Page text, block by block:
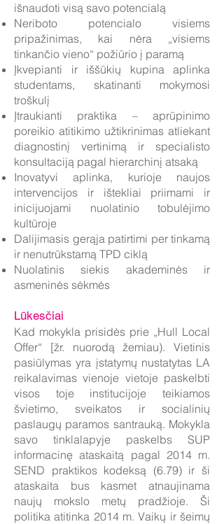
išnaudoti visą savo potencialą
Neriboto potencialo visiems
pripažinimas, kai nėra „visiems
tinkančio vieno“ požiūrio į paramą
Įkvepianti ir iššūkių kupina aplinka
studentams, skatinanti mokymosi
troškulį
Įtraukianti praktika – aprūpinimo
poreikio atitikimo užtikrinimas atliekant
diagnostinį vertinimą ir specialisto
konsultaciją pagal hierarchinį atsaką
Inovatyvi aplinka, kurioje naujos
intervencijos ir ištekliai priimami ir
inicijuojami nuolatinio tobulėjimo
kultūroje
Dalijimasis gerąja patirtimi per tinkamą
ir nenutrūkstamą TPD ciklą
Nuolatinis siekis akademinės ir
asmeninės sėkmės
Lūkesčiai
Kad mokykla prisidės prie „Hull Local
Offer“ [žr. nuorodą žemiau). Vietinis
pasiūlymas yra įstatymų nustatytas LA
reikalavimas vienoje vietoje paskelbti
visos toje institucijoje teikiamos
švietimo, sveikatos ir socialinių
paslaugų paramos santrauką. Mokykla
savo tinklalapyje paskelbs SUP
informacinę ataskaitą pagal 2014 m.
SEND praktikos kodeksą (6.79) ir ši
ataskaita bus kasmet atnaujinama
naujų mokslo metų pradžioje. Ši
politika atitinka 2014 m. Vaikų ir šeimų